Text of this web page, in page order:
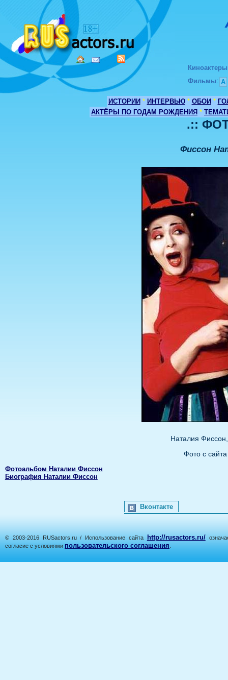
Киноактеры
Фильмы: А
ИСТОРИИ * ИНТЕРВЬЮ * ОБОИ *
АКТЁРЫ ПО ГОДАМ РОЖДЕНИЯ *
.::
Фиссон
Наталия
Фото с
Фотоальбом Наталии Фиссон
Биография Наталии Фиссон
Вконтакте
© 2003-2016 RUSactors.ru / Использование сайта http://rusactors.ru/
согласие с условиями пользовательского соглашения